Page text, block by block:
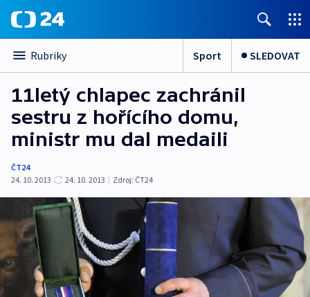
Rubriky Sport SLEDOVAT
11letý chlapec zachránil
sestru z hořícího domu,
ministr mu dal medaili
ČT24
24. 10. 2013
24. 10. 2013 | Zdroj: ČT24